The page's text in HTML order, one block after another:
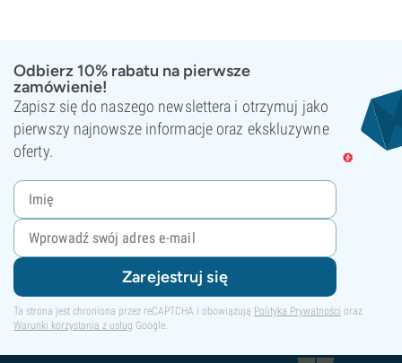
Odbierz 10% rabatu na pierwsze
zamówienie!
Zapisz się do naszego newslettera i otrzymuj jako
pierwszy najnowsze informacje oraz ekskluzywne
oferty.
Zarejestruj się
Ta strona jest chroniona przez reCAPTCHA i obowiązują Polityka Prywatności oraz
Warunki korzystania z usług Google.